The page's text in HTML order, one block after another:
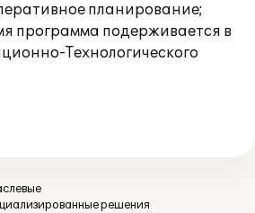
планирование;
программа подерживается в
Технологического
решения